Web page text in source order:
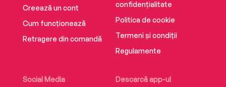
Creează un cont
Cum funcționează
Retragere din comandă
Social Media
Descarcă app-ul
confidențialitate
Politica de cookie
Termeni și condiții
Regulamente